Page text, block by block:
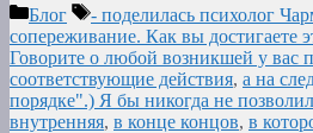
Рубрики
Блог Метки
- поделилась психолог
сопереживание. Как вы достигаете
Говорите о любой возникшей у вас
соответствующие действия, а на
порядке".) Я бы никогда не
внутренняя, в конце концов, в